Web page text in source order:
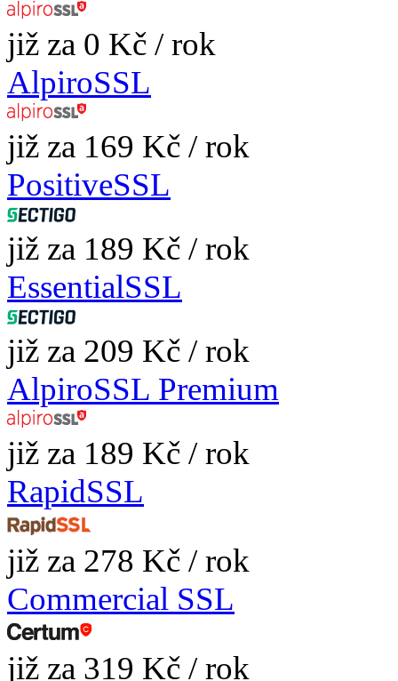
již za 0 Kč / rok
AlpiroSSL
již za 169 Kč / rok
PositiveSSL
již za 189 Kč / rok
EssentialSSL
již za 209 Kč / rok
AlpiroSSL Premium
již za 189 Kč / rok
RapidSSL
již za 278 Kč / rok
Commercial SSL
již za 319 Kč / rok